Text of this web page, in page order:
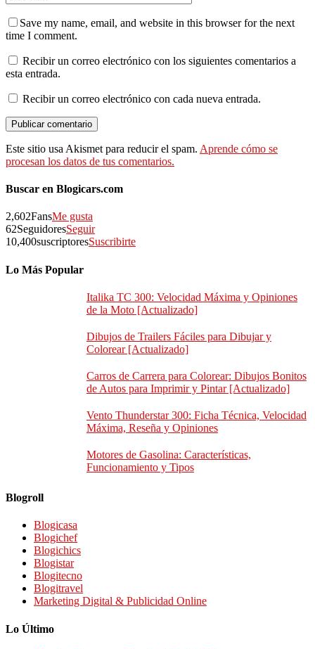
Save my name, email, and website in this browser for the next
time I comment.
Recibir un correo electrónico con los siguientes comentarios a
esta entrada.
Recibir un correo electrónico con cada nueva entrada.
Este sitio usa Akismet para reducir el spam. Aprende cómo se
procesan los datos de tus comentarios.
Buscar en Blogicars.com
2,602FansMe gusta
62SeguidoresSeguir
10,400suscriptoresSuscribirte
Lo Más Popular
Italika TC 300: Velocidad Máxima y Opiniones
de la Moto [Actualizado]
Dibujos de Trailers Fáciles para Dibujar y
Colorear [Actualizado]
Carros de Carrera para Colorear: Dibujos Bonitos
de Autos para Imprimir y Pintar [Actualizado]
Vento Thunderstar 300: Ficha Técnica, Velocidad
Máxima, Reseña y Opiniones
Motores de Gasolina: Características,
Funcionamiento y Tipos
Blogroll
Blogicasa
Blogichef
Blogichics
Blogistar
Blogitecno
Blogitravel
Marketing Digital & Publicidad Online
Lo Último